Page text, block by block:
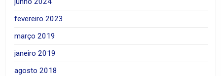
fevereiro 2023
março 2019
janeiro 2019
agosto 2018